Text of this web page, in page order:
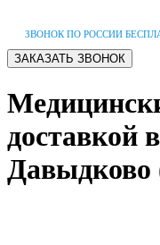
ЗВОНОК ПО РОССИИ
доставкой